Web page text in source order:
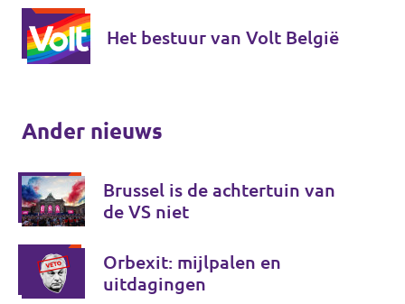
Het bestuur van Volt België
Ander nieuws
Brussel is de achtertuin van
de VS niet
Orbexit: mijlpalen en
uitdagingen